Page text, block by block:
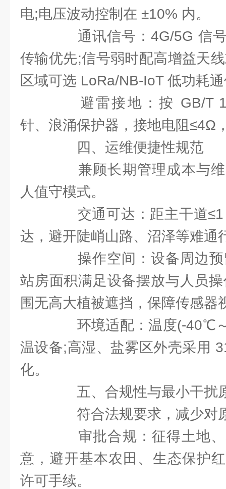
电;电压波动控制在 ±10% 内。
通讯信号：4G/5G 信号
传输优先;信号弱时配高增益天
区域可选 LoRa/NB-IoT 低功耗
避雷接地：按 GB/T
针、浪涌保护器，接地电阻≤4Ω
四、运维便捷性规范
兼顾长期管理成本与维
人值守模式。
交通可达：距主干道≤1
达，避开陡峭山路、沼泽等难通
操作空间：设备周边预
站房面积满足设备摆放与人员
围无高大植被遮挡，保障传感器
环境适配：温度(-40℃
温设备;高湿、盐雾区外壳采用
化。
五、合规性与最小干扰
符合法规要求，减少对
审批合规：征得土地、
意，避开基本农田、生态保护
许可手续。